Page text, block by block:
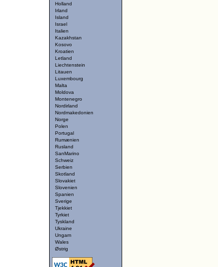
Holland
Irland
Island
Israel
Italien
Kazakhstan
Kosovo
Kroatien
Letland
Liechtenstein
Litauen
Luxembourg
Malta
Moldova
Montenegro
Nordirland
Nordmakedonien
Norge
Polen
Portugal
Rumænien
Rusland
SanMarino
Schweiz
Serbien
Skotland
Slovakiet
Slovenien
Spanien
Sverige
Tjekkiet
Tyrkiet
Tyskland
Ukraine
Ungarn
Wales
Østrig